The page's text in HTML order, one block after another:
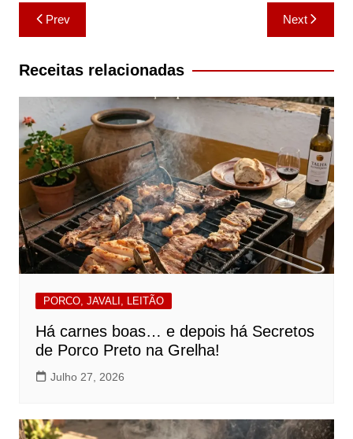
Navegação
de
artigos
Prev Next
Receitas relacionadas
PORCO, JAVALI, LEITÃO
Há carnes boas… e depois há Secretos
de Porco Preto na Grelha!
Julho 27, 2026